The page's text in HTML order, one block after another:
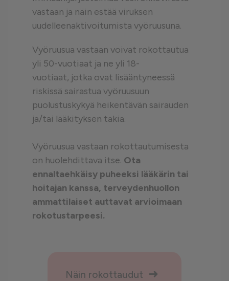
vastaan ja näin estää viruksen
uudelleenaktivoitumista vyöruusuna.
Vyöruusua vastaan voivat rokottautua
yli 50-vuotiaat ja ne yli 18-
vuotiaat, jotka ovat lisääntyneessä
riskissä sairastua vyöruusuun
puolustuskykyä heikentävän sairauden
ja/tai lääkityksen takia.
Vyöruusua vastaan rokottautumisesta
on huolehdittava itse. Ota
ennaltaehkäisy puheeksi lääkärin tai
hoitajan kanssa, terveydenhuollon
ammattilaiset auttavat arvioimaan
rokotustarpeesi.
Näin rokottaudut